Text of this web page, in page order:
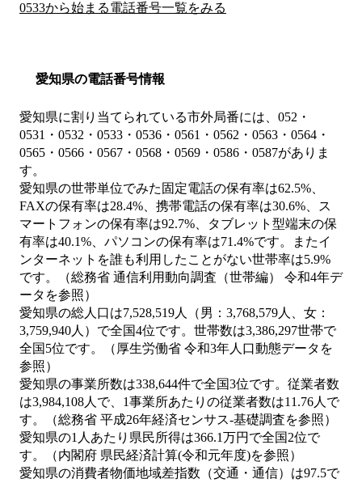
0533から始まる電話番号一覧をみる
愛知県の電話番号情報
愛知県に割り当てられている市外局番には、052・
0531・0532・0533・0536・0561・0562・0563・0564・
0565・0566・0567・0568・0569・0586・0587がありま
す。
愛知県の世帯単位でみた固定電話の保有率は62.5%、
FAXの保有率は28.4%、携帯電話の保有率は30.6%、ス
マートフォンの保有率は92.7%、タブレット型端末の保
有率は40.1%、パソコンの保有率は71.4%です。またイ
ンターネットを誰も利用したことがない世帯率は5.9%
です。（総務省 通信利用動向調査（世帯編） 令和4年デ
ータを参照）
愛知県の総人口は7,528,519人（男：3,768,579人、女：
3,759,940人）で全国4位です。世帯数は3,386,297世帯で
全国5位です。（厚生労働省 令和3年人口動態データを
参照）
愛知県の事業所数は338,644件で全国3位です。従業者数
は3,984,108人で、1事業所あたりの従業者数は11.76人で
す。（総務省 平成26年経済センサス‐基礎調査を参照）
愛知県の1人あたり県民所得は366.1万円で全国2位で
す。（内閣府 県民経済計算(令和元年度)を参照）
愛知県の消費者物価地域差指数（交通・通信）は97.5で